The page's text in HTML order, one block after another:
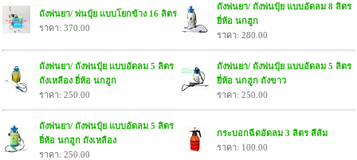
ถังพ่นยา/ พ่นปุ๋ย แบบโยกข้าง 16 ลิตร
ราคา: 370.00
ถังพ่นยา/ ถังพ่นปุ๋ย แบบอัดลม 8 ลิตร
ยี่ห้อ นกฮูก
ราคา: 280.00
ถังพ่นยา/ ถังพ่นปุ๋ย แบบอัดลม 5 ลิตร
ถังเหลือง ยี่ห้อ นกฮูก
ราคา: 250.00
ถังพ่นยา/ ถังพ่นปุ๋ย แบบอัดลม 5 ลิตร
ยี่ห้อ นกฮูก ถังขาว
ราคา: 250.00
ถังพ่นยา/ ถังพ่นปุ๋ย แบบอัดลม 5 ลิตร
ยี่ห้อ นกฮูก ถังเหลือง
ราคา: 250.00
กระบอกฉีดอัดลม 3 ลิตร สีส้ม
ราคา: 100.00